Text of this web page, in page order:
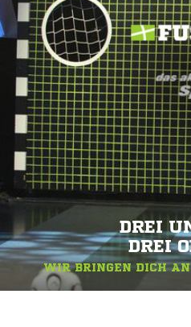
DREI
DREI
WIR BRINGEN DICH